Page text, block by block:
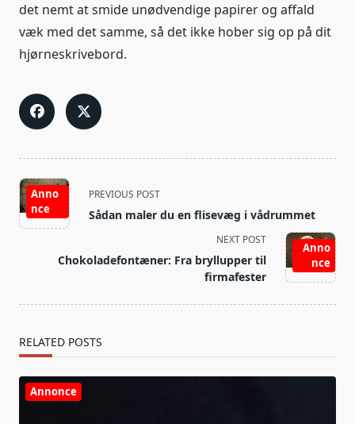
det nemt at smide unødvendige papirer og affald
væk med det samme, så det ikke hober sig op på dit
hjørneskrivebord.
<span
class="nav-
subtitle
reader-
Anno
nce
PREVIOUS POST
Sådan maler du en flisevæg i vådrummet
Anno
nce
NEXT POST
Chokoladefontæner: Fra bryllupper til
firmafester
RELATED POSTS
Annonce